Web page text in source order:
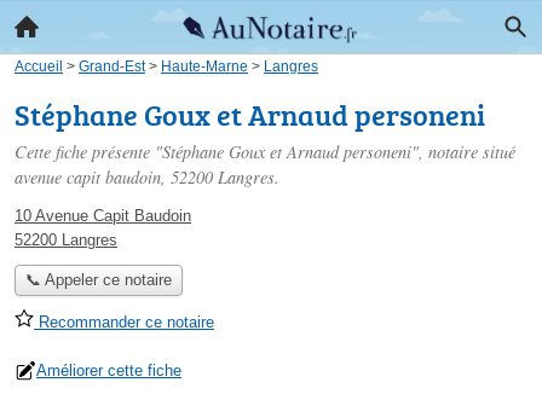
Accueil > Grand-Est> Haute-Marne > Langres
Stéphane Goux et Arnaud personeni
Cette fiche présente "Stéphane Goux et Arnaud personeni", notaire situé
avenue capit baudoin, 52200 Langres.
10 Avenue Capit Baudoin
52200 Langres
📞 Appeler ce notaire
Recommander ce notaire
Améliorer cette fiche